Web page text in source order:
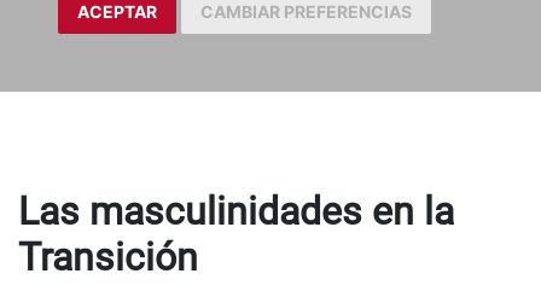
ACEPTAR CAMBIAR PREFERENCIAS
Las masculinidades en la
Transición